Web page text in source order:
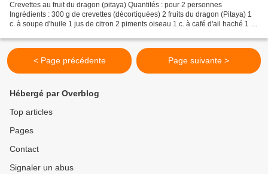
Crevettes au fruit du dragon (pitaya) Quantités : pour 2 personnes
Ingrédients : 300 g de crevettes (décortiquées) 2 fruits du dragon (Pitaya) 1
c. à soupe d'huile 1 jus de citron 2 piments oiseau 1 c. à café d'ail haché 1 c.
< Page précédente Page suivante >
Hébergé par Overblog
Top articles
Pages
Contact
Signaler un abus